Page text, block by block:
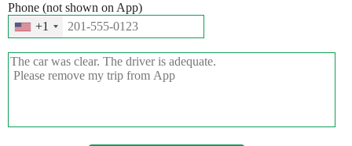
Phone (not shown on App)
+1